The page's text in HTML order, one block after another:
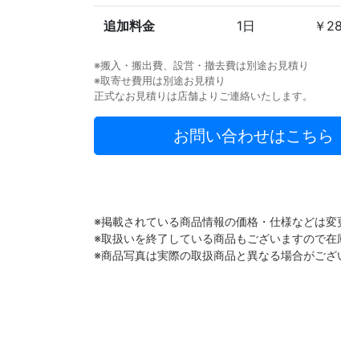
追加料金 1日 ￥
※搬入・搬出費、設営・撤去費は別途お見積り
※取寄せ費用は別途お見積り
正式なお見積りは店舗よりご連絡いたします。
お問い合わせはこちら
※掲載されている商品情報の価格・仕様などは
※取扱いを終了している商品もございますので
※商品写真は実際の取扱商品と異なる場合がござ